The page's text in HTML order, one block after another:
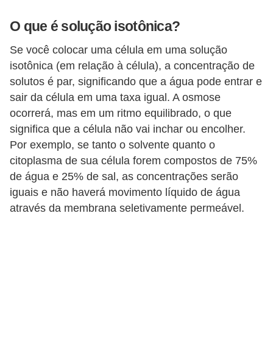
O que é solução isotônica?
Se você colocar uma célula em uma solução
isotônica (em relação à célula), a concentração de
solutos é par, significando que a água pode entrar e
sair da célula em uma taxa igual. A osmose
ocorrerá, mas em um ritmo equilibrado, o que
significa que a célula não vai inchar ou encolher.
Por exemplo, se tanto o solvente quanto o
citoplasma de sua célula forem compostos de 75%
de água e 25% de sal, as concentrações serão
iguais e não haverá movimento líquido de água
através da membrana seletivamente permeável.
a
s
p
a
r
a
c
o
n
c
u